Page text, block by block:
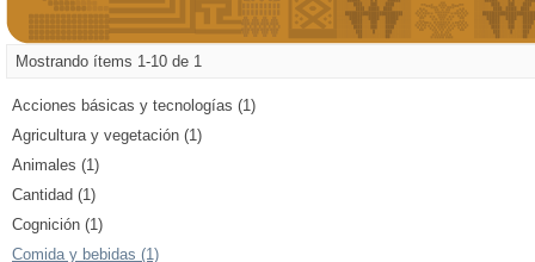
Mostrando ítems 1-10 de 1
Acciones básicas y tecnologías (1)
Agricultura y vegetación (1)
Animales (1)
Cantidad (1)
Cognición (1)
Comida y bebidas (1)